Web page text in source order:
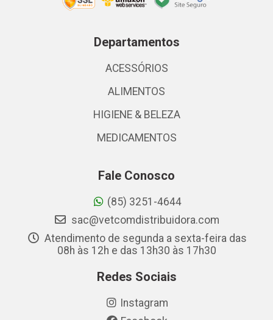
Departamentos
ACESSÓRIOS
ALIMENTOS
HIGIENE & BELEZA
MEDICAMENTOS
Fale Conosco
(85) 3251-4644
sac@vetcomdistribuidora.com
Atendimento de segunda a sexta-feira das
08h às 12h e das 13h30 às 17h30
Redes Sociais
Instagram